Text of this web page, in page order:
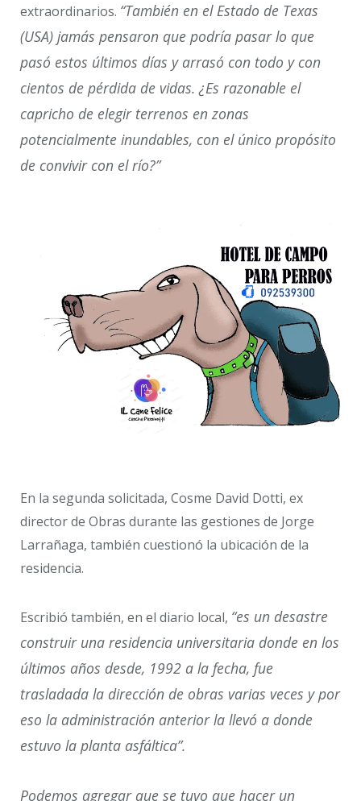
extraordinarios. “También en el Estado de Texas
(USA) jamás pensaron que podría pasar lo que
pasó estos últimos días y arrasó con todo y con
cientos de pérdida de vidas. ¿Es razonable el
capricho de elegir terrenos en zonas
potencialmente inundables, con el único propósito
de convivir con el río?”
En la segunda solicitada, Cosme David Dotti, ex
director de Obras durante las gestiones de Jorge
Larrañaga, también cuestionó la ubicación de la
residencia.
Escribió también, en el diario local, “es un desastre
construir una residencia universitaria donde en los
últimos años desde, 1992 a la fecha, fue
trasladada la dirección de obras varias veces y por
eso la administración anterior la llevó a donde
estuvo la planta asfáltica”.
Podemos agregar que se tuvo que hacer un